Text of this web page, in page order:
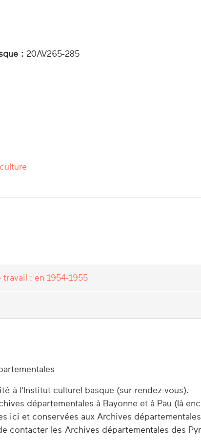
: 20AV265-­285
: en 1954-1955
à l'Institut culturel basque (sur rendez-vous).
départementales à Bayonne et à Pau (là
ici et conservées aux Archives
contacter les Archives départementales des